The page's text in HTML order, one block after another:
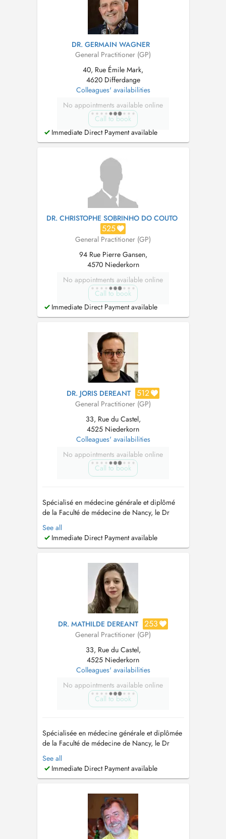
DR. GERMAIN WAGNER
General Practitioner (GP)
40, Rue Émile Mark,
4620 Differdange
Colleagues' availabilities
No appointments available online
Call to book
Immediate Direct Payment available
DR. CHRISTOPHE SOBRINHO DO COUTO
525
General Practitioner (GP)
94 Rue Pierre Gansen,
4570 Niederkorn
No appointments available online
Call to book
Immediate Direct Payment available
DR. JORIS DEREANT 512
General Practitioner (GP)
33, Rue du Castel,
4525 Niederkorn
Colleagues' availabilities
No appointments available online
Call to book
Spécialisé en médecine générale et diplômé
de la Faculté de médecine de Nancy, le Dr
Joris Dereant propose des consultations de
médecine générale pour les enfants de 0 à 18
ans et les adultes. Consultations au Centre
Adresse : 33, rue du Castel, L-4525 ...
See all
Immediate Direct Payment available
DR. MATHILDE DEREANT 253
General Practitioner (GP)
33, Rue du Castel,
4525 Niederkorn
Colleagues' availabilities
No appointments available online
Call to book
Spécialisée en médecine générale et diplômée
de la Faculté de médecine de Nancy, le Dr
Mathilde Dereant propose des consultations en
français et en anglais pour les enfants de 0 à
18 ans et les adultes. Consultations au Centre
Adresse : 33, rue du Castel,...
See all
Immediate Direct Payment available